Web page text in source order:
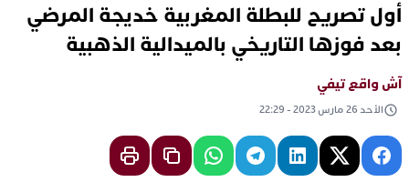
أول تصريح للبطلة المغربية خديجة المرضي
بعد فوزها التاريخي بالميدالية الذهبية
آش واقع تيفي
الأحد 26 مارس 2023 - 22:29